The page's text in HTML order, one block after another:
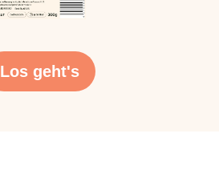
Los geht's